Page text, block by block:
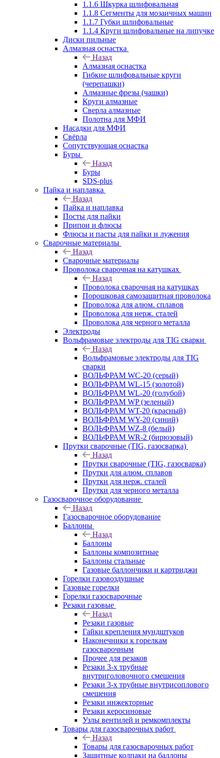
1.1.6 Шкурка шлифовальная
1.1.8 Сегменты для мозаичных машин
1.1.7 Губки шлифовальные
1.1.4 Круги шлифовальные на липучке
Диски пильные
Алмазная оснастка
Назад
Алмазная оснастка
Гибкие шлифовальные круги
(черепашки)
Алмазные фрезы (чашки)
Круги алмазные
Сверла алмазные
Полотна для МФИ
Насадки для МФИ
Свёрла
Сопутствующая оснастка
Буры
Назад
Буры
SDS-plus
Пайка и наплавка
Назад
Пайка и наплавка
Посты для пайки
Припои и флюсы
Флюсы и пасты для пайки и лужения
Сварочные материалы
Назад
Сварочные материалы
Проволока сварочная на катушках
Назад
Проволока сварочная на катушках
Порошковая самозащитная проволока
Проволока для алюм. сплавов
Проволока для нерж. сталей
Проволока для черного металла
Электроды
Вольфрамовые электроды для TIG сварки
Назад
Вольфрамовые электроды для TIG
сварки
ВОЛЬФРАМ WC-20 (серый)
ВОЛЬФРАМ WL-15 (золотой)
ВОЛЬФРАМ WL-20 (голубой)
ВОЛЬФРАМ WP (зеленый)
ВОЛЬФРАМ WT-20 (красный)
ВОЛЬФРАМ WY-20 (синий)
ВОЛЬФРАМ WZ-8 (белый)
ВОЛЬФРАМ WR-2 (бирюзовый)
Прутки сварочные (TIG, газосварка)
Назад
Прутки сварочные (TIG, газосварка)
Прутки для алюм. сплавов
Прутки для нерж. сталей
Прутки для черного металла
Газосварочное оборудование
Назад
Газосварочное оборудование
Баллоны
Назад
Баллоны
Баллоны композитные
Баллоны стальные
Газовые баллончики и картриджи
Горелки газовоздушные
Газовые горелки
Горелки газосварочные
Резаки газовые
Назад
Резаки газовые
Гайки крепления мундштуков
Наконечники к горелкам
газосварочным
Прочее для резаков
Резаки 3-х трубные
внутриголовочного смешения
Резаки 3-х трубные внутрисоплового
смешения
Резаки инжекторные
Резаки керосиновые
Узлы вентилей и ремкомплекты
Товары для газосварочных работ
Назад
Товары для газосварочных работ
Защитные колпаки на баллоны